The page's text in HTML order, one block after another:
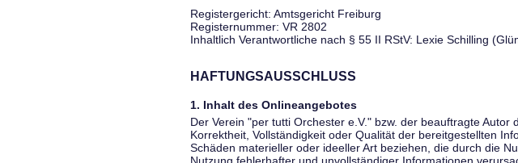
Registergericht: Amtsgericht Freiburg
Registernummer: VR 2802
Inhaltlich Verantwortliche nach § 55 II RStV: Lexie Schilling
HAFTUNGSAUSSCHLUSS
1. Inhalt des Onlineangebotes
Der Verein "per tutti Orchester e.V." bzw. der beauftragte
Korrektheit, Vollständigkeit oder Qualität der bereitgestellten
Schäden materieller oder ideeller Art beziehen, die durch die
Nutzung fehlerhafter und unvollständiger Informationen